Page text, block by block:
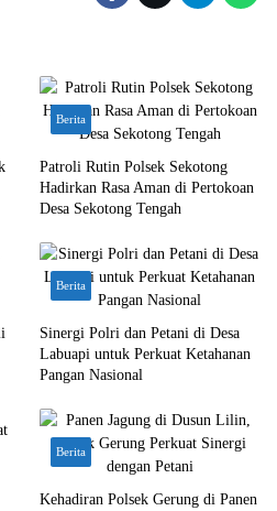
Berita
Patroli Rutin Polsek Sekotong
Hadirkan Rasa Aman di Pertokoan
Desa Sekotong Tengah
Berita
Sinergi Polri dan Petani di Desa
Labuapi untuk Perkuat Ketahanan
Pangan Nasional
Berita
Kehadiran Polsek Gerung di Panen